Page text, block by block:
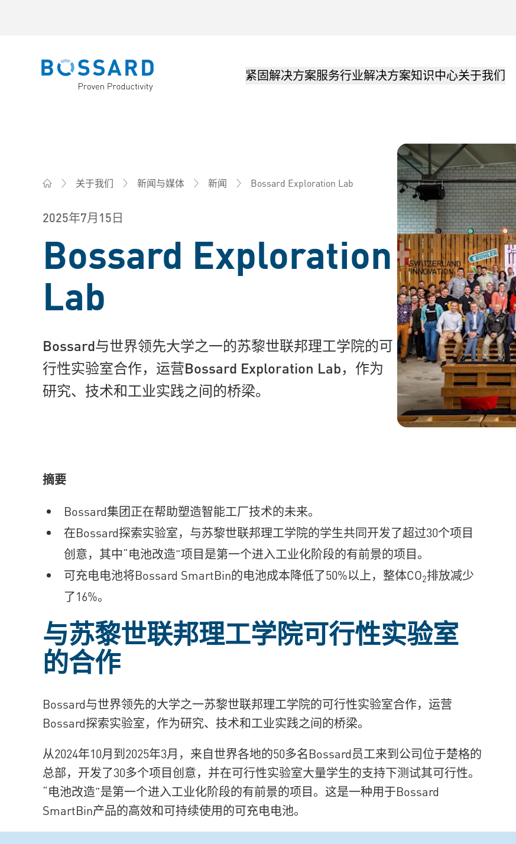
Bossard homepage 紧固解决方案服务行业解决方案知识中心关于我们
关于我们 新闻与媒体 新闻 Bossard Exploration Lab
2025年7月15日
Bossard Exploration
Lab
Bossard与世界领先大学之一的苏黎世联邦理工学院的可
行性实验室合作，运营Bossard Exploration Lab，作为
研究、技术和工业实践之间的桥梁。
摘要
Bossard集团正在帮助塑造智能工厂技术的未来。
在Bossard探索实验室，与苏黎世联邦理工学院的学生共同开发了超过30个项目
创意，其中“电池改造”项目是第一个进入工业化阶段的有前景的项目。
可充电电池将Bossard SmartBin的电池成本降低了50%以上，整体CO2排放减少
了16%。
与苏黎世联邦理工学院可行性实验室
的合作
Bossard与世界领先的大学之一苏黎世联邦理工学院的可行性实验室合作，运营
Bossard探索实验室，作为研究、技术和工业实践之间的桥梁。
从2024年10月到2025年3月，来自世界各地的50多名Bossard员工来到公司位于楚格的
总部，开发了30多个项目创意，并在可行性实验室大量学生的支持下测试其可行性。
“电池改造”是第一个进入工业化阶段的有前景的项目。这是一种用于Bossard
SmartBin产品的高效和可持续使用的可充电电池。